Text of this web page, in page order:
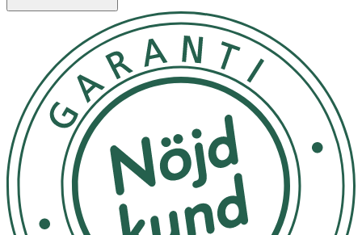
timmar. Testa på ett mindre hudområde 24 timmar före
användning. Använd inte på skadad eller irriterad hud.
Undvik kontakt med ögonen. Om du får produkten i
ögonen, skölj noga med vatten. Undvik kontakt med
läpparna. Brun-utan-sol kan ge fläckar. Tvätta
handflatorna efter applicering. Varning: Den här
produkten innehåller inte solskydd och skyddar inte mot
solbränna. Om du upprepade gånger exponerar den
oskyddade huden för sol, kan detta leda till att huden
åldras snabbare och öka risken för hudcancer och andra
skadliga effekter, även om du inte bränner dig. Missbruk
av lösningsmedel kan döda omedelbart. Använd endast
enligt anvisningar.